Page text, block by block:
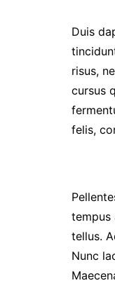
Duis
risus,
cursus
felis,
tempus
tellus.
Nunc